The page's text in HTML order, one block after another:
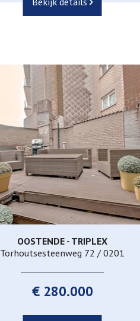
230 m² 3
OOSTENDE - TRIPLEX
Torhoutsesteenweg 72 / 0201
€ 280.000